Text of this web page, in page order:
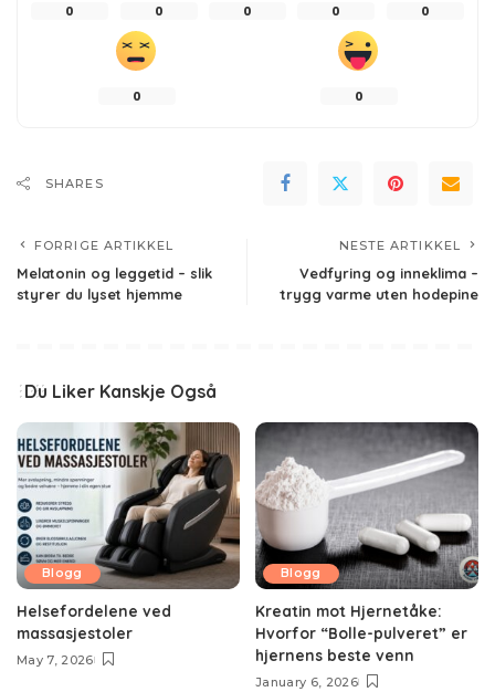
0 0 0 0 0
0 0
SHARES
FORRIGE ARTIKKEL
Melatonin og leggetid – slik
styrer du lyset hjemme
NESTE ARTIKKEL
Vedfyring og inneklima –
trygg varme uten hodepine
Du Liker Kanskje Også
Blogg
Helsefordelene ved
massasjestoler
May 7, 2026
Blogg
Kreatin mot Hjernetåke:
Hvorfor “Bolle-pulveret” er
hjernens beste venn
January 6, 2026